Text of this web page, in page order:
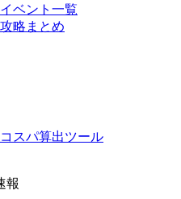
ベント一覧
略まとめ
スパ算出ツール
報